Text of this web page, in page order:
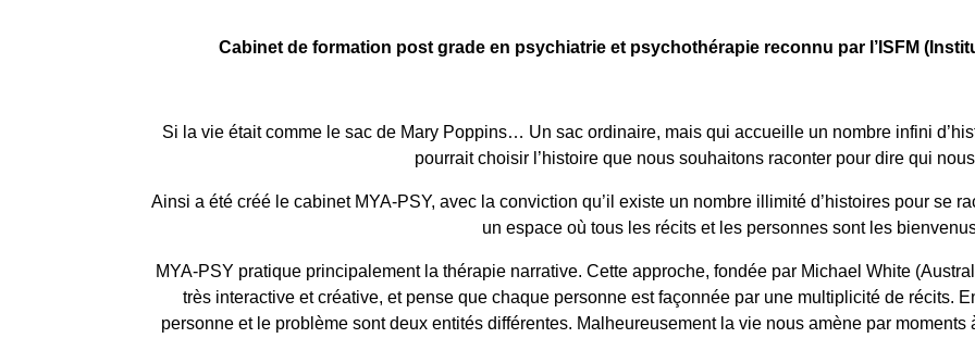
Cabinet de formation post grade en psychiatrie et psychothérapie reconnu par l’ISFM
Si la vie était comme le sac de Mary Poppins… Un sac ordinaire, mais qui accueille un nombre infini
pourrait choisir l’histoire que nous souhaitons raconter pour dire qui
Ainsi a été créé le cabinet MYA-PSY, avec la conviction qu’il existe un nombre illimité d’histoires pour se
un espace où tous les récits et les personnes sont les
MYA-PSY pratique principalement la thérapie narrative. Cette approche, fondée par Michael White
très interactive et créative, et pense que chaque personne est façonnée par une multiplicité de récits.
personne et le problème sont deux entités différentes. Malheureusement la vie nous amène par moments